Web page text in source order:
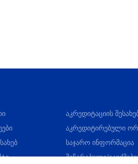
აკრედიტაციის
აკრედიტირებული
საჯარო ინფორმაცია
შეჩერებული/